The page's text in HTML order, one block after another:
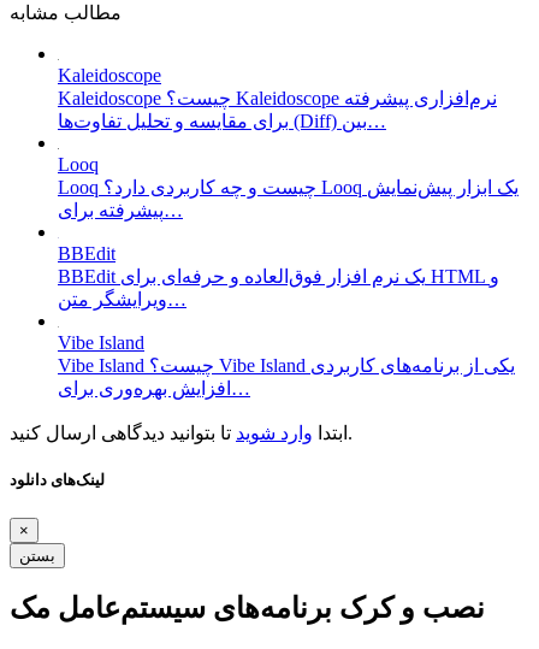
مطالب مشابه
Kaleidoscope
Kaleidoscope چیست؟ Kaleidoscope نرم‌افزاری پیشرفته
برای مقایسه و تحلیل تفاوت‌ها (Diff) بین…
Looq
Looq چیست و چه کاربردی دارد؟ Looq یک ابزار پیش‌نمایش
پیشرفته برای…
BBEdit
BBEdit یک نرم افزار فوق‌العاده و حرفه‌ای برای HTML و
ویرایشگر متن…
Vibe Island
Vibe Island چیست؟ Vibe Island یکی از برنامه‌های کاربردی
افزایش بهره‌وری برای…
ابتدا وارد شوید تا بتوانید دیدگاهی ارسال کنید.
لینک‌های دانلود
×
بستن
نصب و کرک برنامه‌های سیستم‌عامل مک